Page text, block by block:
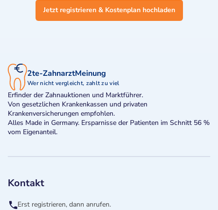
Jetzt registrieren & Kostenplan hochladen
2te-ZahnarztMeinung
Wer nicht vergleicht, zahlt zu viel
Erfinder der Zahnauktionen und Marktführer.
Von gesetzlichen Krankenkassen und privaten
Krankenversicherungen empfohlen.
Alles Made in Germany. Ersparnisse der Patienten im Schnitt 56 %
vom Eigenanteil.
Kontakt
Erst registrieren, dann anrufen.